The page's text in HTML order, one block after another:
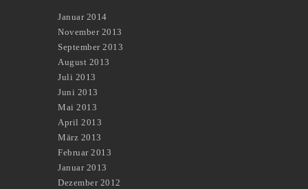
Januar 2014
November 2013
September 2013
August 2013
Juli 2013
Juni 2013
Mai 2013
April 2013
März 2013
Februar 2013
Januar 2013
Dezember 2012